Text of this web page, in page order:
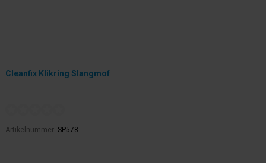
Cleanfix Klikring Slangmof
Artikelnummer: SP578